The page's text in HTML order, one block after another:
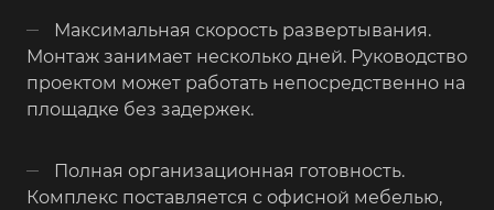
Максимальная скорость развертывания.
Монтаж занимает несколько дней. Руководство
проектом может работать непосредственно на
площадке без задержек.
Полная организационная готовность.
Комплекс поставляется с офисной мебелью,